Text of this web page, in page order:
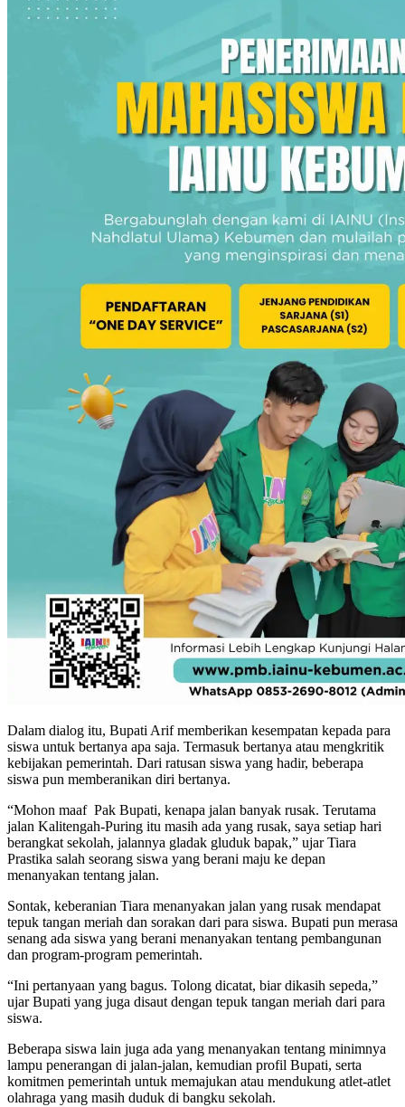
Dalam dialog itu, Bupati Arif memberikan kesempatan kepada para
siswa untuk bertanya apa saja. Termasuk bertanya atau mengkritik
kebijakan pemerintah. Dari ratusan siswa yang hadir, beberapa
siswa pun memberanikan diri bertanya.
“Mohon maaf Pak Bupati, kenapa jalan banyak rusak. Terutama
jalan Kalitengah-Puring itu masih ada yang rusak, saya setiap hari
berangkat sekolah, jalannya gladak gluduk bapak,” ujar Tiara
Prastika salah seorang siswa yang berani maju ke depan
menanyakan tentang jalan.
Sontak, keberanian Tiara menanyakan jalan yang rusak mendapat
tepuk tangan meriah dan sorakan dari para siswa. Bupati pun merasa
senang ada siswa yang berani menanyakan tentang pembangunan
dan program-program pemerintah.
“Ini pertanyaan yang bagus. Tolong dicatat, biar dikasih sepeda,”
ujar Bupati yang juga disaut dengan tepuk tangan meriah dari para
siswa.
Beberapa siswa lain juga ada yang menanyakan tentang minimnya
lampu penerangan di jalan-jalan, kemudian profil Bupati, serta
komitmen pemerintah untuk memajukan atau mendukung atlet-atlet
olahraga yang masih duduk di bangku sekolah.